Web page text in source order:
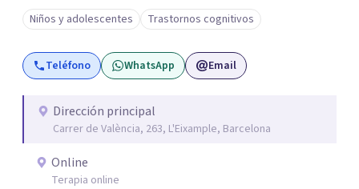
Niños y adolescentes Trastornos cognitivos
Teléfono WhatsApp Email
Dirección principal
Carrer de València, 263, L'Eixample, Barcelona
Online
Terapia online